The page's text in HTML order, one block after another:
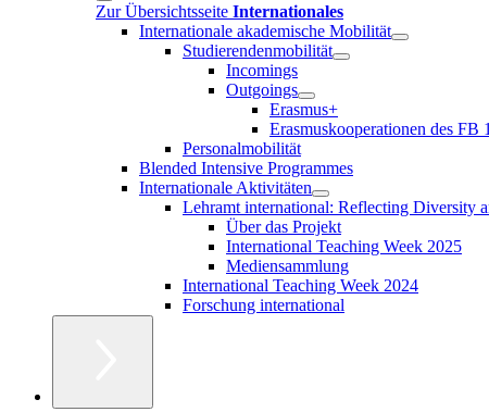
Zur Übersichtsseite Internationales
Internationale akademische Mobilität
Studierendenmobilität
Incomings
Outgoings
Erasmus+
Erasmuskooperationen des FB
Personalmobilität
Blended Intensive Programmes
Internationale Aktivitäten
Lehramt international: Reflecting Diversity
Über das Projekt
International Teaching Week 2025
Mediensammlung
International Teaching Week 2024
Forschung international